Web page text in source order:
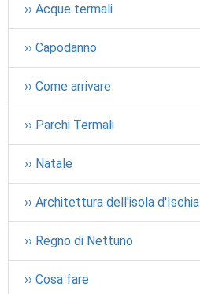
›› Acque termali
›› Capodanno
›› Come arrivare
›› Parchi Termali
›› Natale
›› Architettura dell'isola d'Ischia
›› Regno di Nettuno
›› Cosa fare